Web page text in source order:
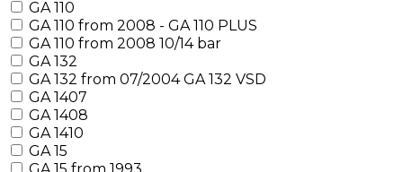
GA 110
GA 110 from 2008 - GA 110 PLUS
GA 110 from 2008 10/14 bar
GA 132
GA 132 from 07/2004 GA 132 VSD
GA 1407
GA 1408
GA 1410
GA 15